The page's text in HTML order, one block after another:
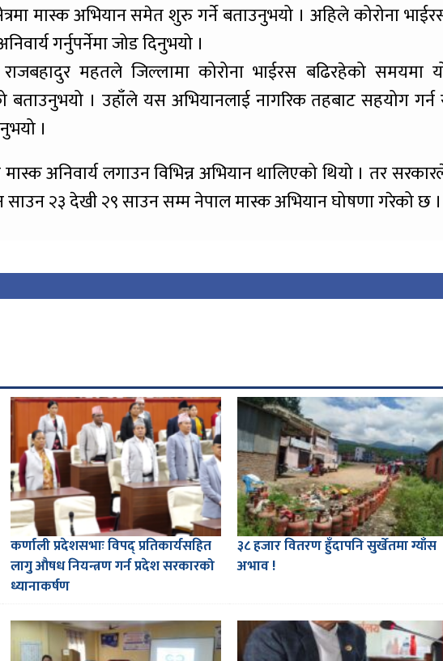
मास्क अभियान समेत शुरु गर्ने बताउनुभयो । अहिले कोरोना
गर्नुपर्नेमा जोड दिनुभयो ।
महतले जिल्लामा कोरोना भाईरस बढिरहेको समयमा
। उहाँले यस अभियानलाई नागरिक तहबाट सहयोग गर्न
।
अनिवार्य लगाउन विभिन्न अभियान थालिएको थियो । तर
२३ देखी २९ साउन सम्म नेपाल मास्क अभियान घोषणा गरेको छ ।
कर्णाली प्रदेशसभाः विपद् प्रतिकार्यसहित
लागु औषध नियन्त्रण गर्न प्रदेश सरकारको
ध्यानाकर्षण
३८ हजार वितरण हुँदापनि सुर्खेतमा ग्याँस
अभाव !